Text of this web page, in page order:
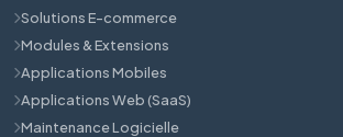
Solutions E-commerce
Modules & Extensions
Applications Mobiles
Applications Web (SaaS)
Maintenance Logicielle